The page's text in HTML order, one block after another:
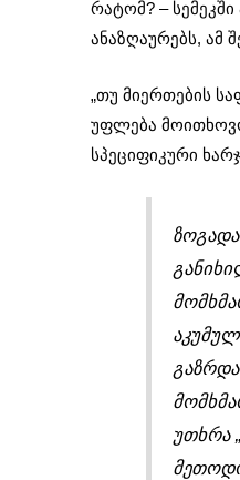
რატომ? –
ანაზღაურებს, ამ
„თუ მიერთების
უფლება
სპეციფიკური
უთხრა